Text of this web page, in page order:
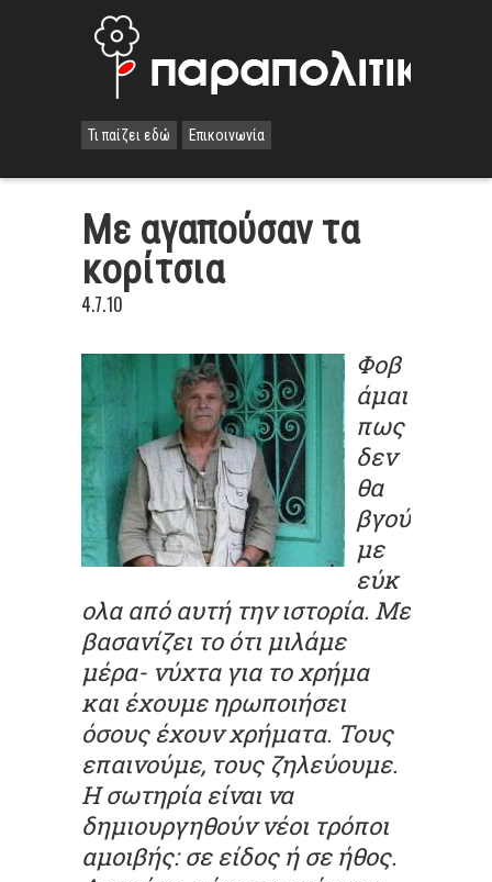
Τι παίζει εδώ Επικοινωνία
Με αγαπούσαν τα
κορίτσια
4.7.10
Φοβ
άμαι
πως
δεν
θα
βγού
με
εύκ
ολα από αυτή την ιστορία. Με
βασανίζει το ότι μιλάμε
μέρα- νύχτα για το χρήμα
και έχουμε ηρωποιήσει
όσους έχουν χρήματα. Τους
επαινούμε, τους ζηλεύουμε.
Η σωτηρία είναι να
δημιουργηθούν νέοι τρόποι
αμοιβής: σε είδος ή σε ήθος.